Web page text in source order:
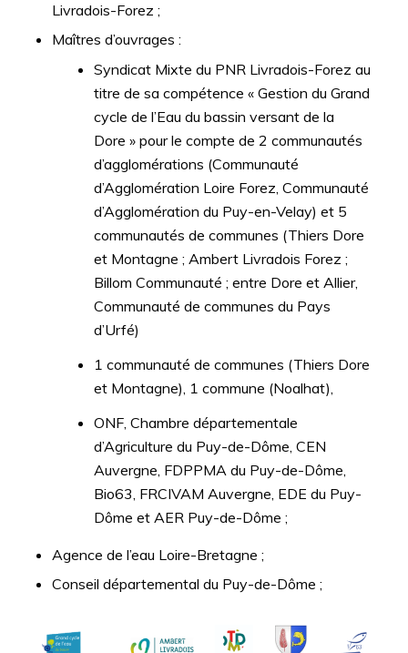
Livradois-Forez ;
Maîtres d’ouvrages :
Syndicat Mixte du PNR Livradois-Forez au
titre de sa compétence « Gestion du Grand
cycle de l’Eau du bassin versant de la
Dore » pour le compte de 2 communautés
d’agglomérations (Communauté
d’Agglomération Loire Forez, Communauté
d’Agglomération du Puy-en-Velay) et 5
communautés de communes (Thiers Dore
et Montagne ; Ambert Livradois Forez ;
Billom Communauté ; entre Dore et Allier,
Communauté de communes du Pays
d’Urfé)
1 communauté de communes (Thiers Dore
et Montagne), 1 commune (Noalhat),
ONF, Chambre départementale
d’Agriculture du Puy-de-Dôme, CEN
Auvergne, FDPPMA du Puy-de-Dôme,
Bio63, FRCIVAM Auvergne, EDE du Puy-
Dôme et AER Puy-de-Dôme ;
Agence de l’eau Loire-Bretagne ;
Conseil départemental du Puy-de-Dôme ;